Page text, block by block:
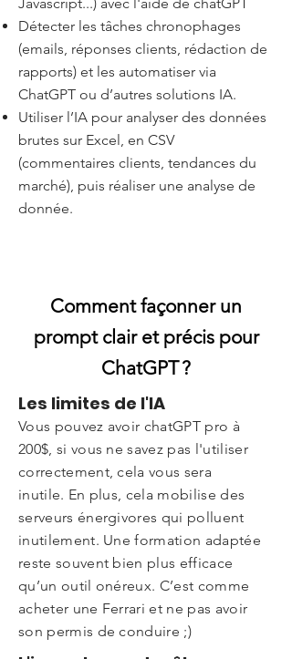
Détecter les tâches chronophages
(emails, réponses clients, rédaction de
rapports) et les automatiser via
ChatGPT ou d’autres solutions IA.
Utiliser l’IA pour analyser des données
brutes sur Excel, en CSV
(commentaires clients, tendances du
marché), puis réaliser une analyse de
donnée.
Comment façonner un
prompt clair et précis pour
ChatGPT ?
Les limites de l'IA
Vous pouvez avoir chatGPT pro à
200$, si vous ne savez pas l'utiliser
correctement, cela vous sera
inutile. En plus, cela mobilise des
serveurs énergivores qui polluent
inutilement. Une formation adaptée
reste souvent bien plus efficace
qu’un outil onéreux. C’est comme
acheter une Ferrari et ne pas avoir
son permis de conduire ;)